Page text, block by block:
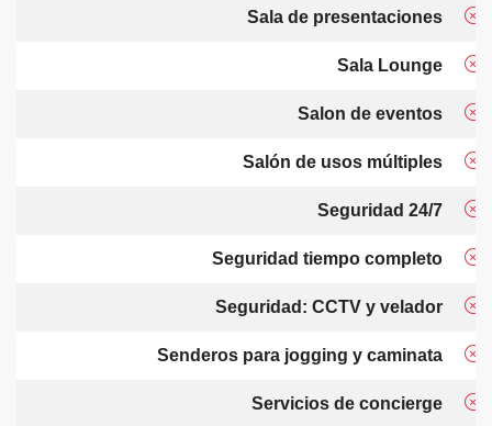
Sala de presentaciones
Sala Lounge
Salon de eventos
Salón de usos múltiples
Seguridad 24/7
Seguridad tiempo completo
Seguridad: CCTV y velador
Senderos para jogging y caminata
Servicios de concierge